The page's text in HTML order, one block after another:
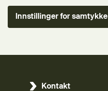
Innstillinger for samtykke
Kontakt